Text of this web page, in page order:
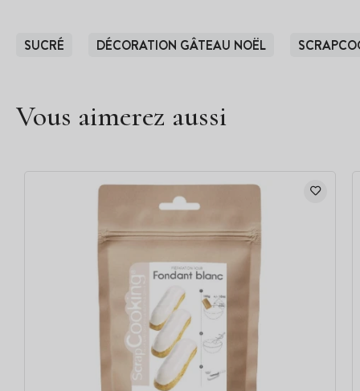
SUCRÉ DÉCORATION GÂTEAU NOËL
Vous aimerez aussi